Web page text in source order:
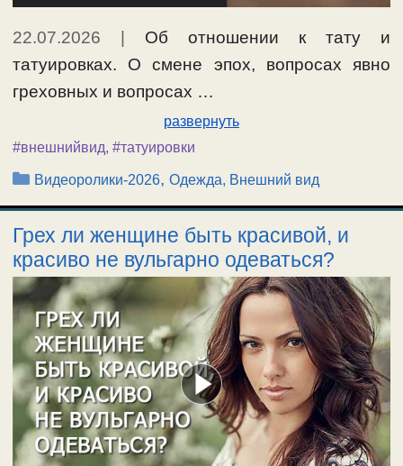
22.07.2026 | Об отношении к тату и
татуировках. О смене эпох, вопросах явно
греховных и вопросах …
развернуть
#внешнийвид, #татуировки
Рубрики
Видеоролики-2026,Одежда, Внешний вид
Грех ли женщине быть красивой, и
красиво не вульгарно одеваться?